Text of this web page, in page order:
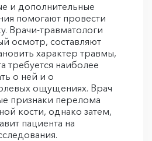
и дополнительные
помогают провести
Врачи-травматологи
осмотр, составляют
характер травмы,
требуется наиболее
о ней и о
ощущениях. Врач
признаки перелома
кости, однако затем,
пациента на